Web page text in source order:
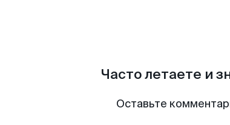
Часто летаете и
Оставьте